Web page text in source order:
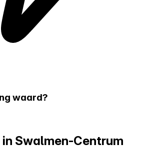
waard?
Swalmen-Centrum